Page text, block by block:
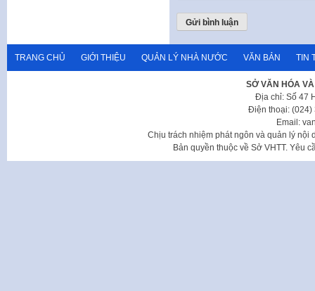
TRANG CHỦ GIỚI THIỆU QUẢN LÝ NHÀ NƯỚC VĂN BẢN TIN
SỞ VĂN HÓA
Địa chỉ: Số 47
Điện thoại: (024)
Email:
Chịu trách nhiệm phát ngôn và quản lý nội
Bản quyền thuộc về Sở VHTT. Yêu